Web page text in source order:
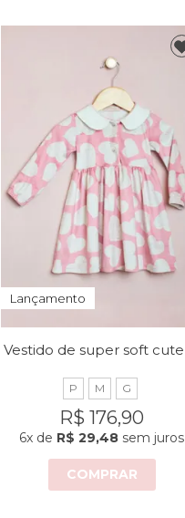
Lançamento
P M G
R$ 176,90
6x de R$ 29,48 sem juros
COMPRAR